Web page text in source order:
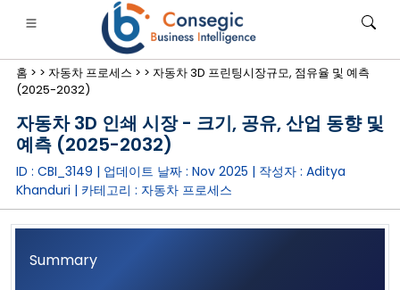
·금융·보험• 소비재 • 에너지 및 전력 • 식품 및 음료
• 사례 연구
홈 > > 자동차 프로세스 > > 자동차 3D 프린팅시장규모, 점유율 및 예측
(2025-2032)
자동차 3D 인쇄 시장 - 크기, 공유, 산업 동향 및
예측 (2025-2032)
ID : CBI_3149 | 업데이트 날짜 : Nov 2025 | 작성자 : Aditya
Khanduri | 카테고리 : 자동차 프로세스
Summary